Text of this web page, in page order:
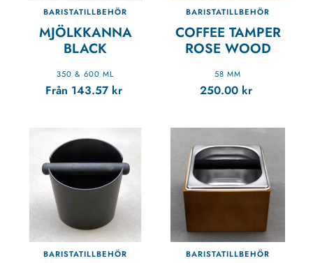
BARISTATILLBEHÖR
MJÖLKKANNA
BLACK
350 & 600 ML
Från 143.57 kr
BARISTATILLBEHÖR
COFFEE TAMPER
ROSE WOOD
58 MM
250.00 kr
BARISTATILLBEHÖR BARISTATILLBEHÖR